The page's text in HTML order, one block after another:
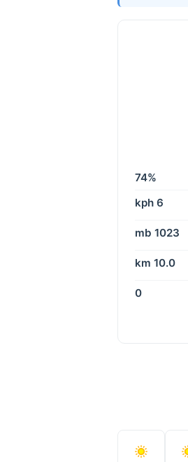
74%
6 kph
1023 mb
10.0 km
0